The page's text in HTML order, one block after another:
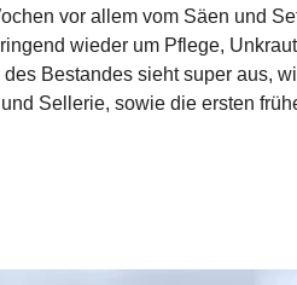
vor allem vom Säen und
wieder um Pflege,
Bestandes sieht super aus,
Sellerie, sowie die ersten